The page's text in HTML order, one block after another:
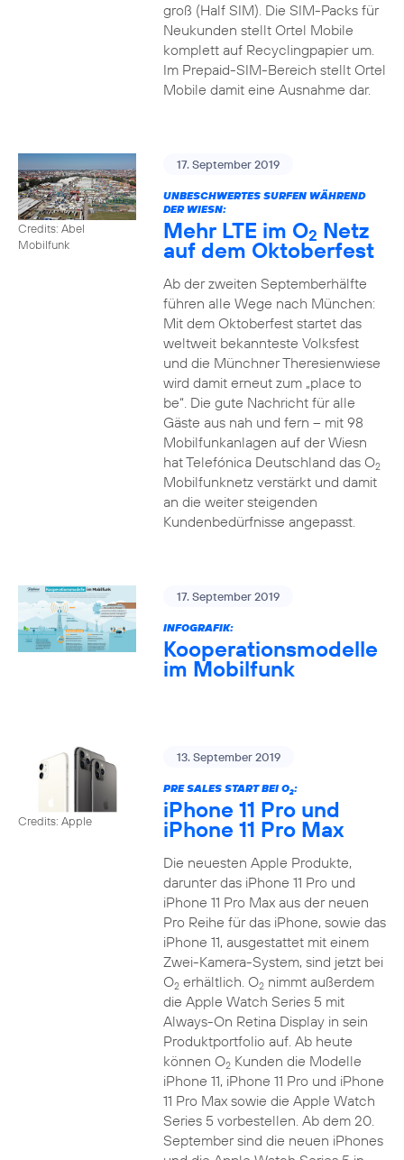
groß (Half SIM). Die SIM-Packs für
Neukunden stellt Ortel Mobile
komplett auf Recyclingpapier um.
Im Prepaid-SIM-Bereich stellt Ortel
Mobile damit eine Ausnahme dar.
Credits: Abel
Mobilfunk
17. September 2019
UNBESCHWERTES SURFEN WÄHREND
DER WIESN:
Mehr LTE im O2 Netz
auf dem Oktoberfest
Ab der zweiten Septemberhälfte
führen alle Wege nach München:
Mit dem Oktoberfest startet das
weltweit bekannteste Volksfest
und die Münchner Theresienwiese
wird damit erneut zum „place to
be“. Die gute Nachricht für alle
Gäste aus nah und fern – mit 98
Mobilfunkanlagen auf der Wiesn
hat Telefónica Deutschland das O2
Mobilfunknetz verstärkt und damit
an die weiter steigenden
Kundenbedürfnisse angepasst.
17. September 2019
INFOGRAFIK:
Kooperationsmodelle
im Mobilfunk
Credits: Apple
13. September 2019
PRE SALES START BEI O2:
iPhone 11 Pro und
iPhone 11 Pro Max
Die neuesten Apple Produkte,
darunter das iPhone 11 Pro und
iPhone 11 Pro Max aus der neuen
Pro Reihe für das iPhone, sowie das
iPhone 11, ausgestattet mit einem
Zwei-Kamera-System, sind jetzt bei
O2erhältlich. O2nimmt außerdem
die Apple Watch Series 5 mit
Always-On Retina Display in sein
Produktportfolio auf. Ab heute
können O2Kunden die Modelle
iPhone 11, iPhone 11 Pro und iPhone
11 Pro Max sowie die Apple Watch
Series 5 vorbestellen. Ab dem 20.
September sind die neuen iPhones